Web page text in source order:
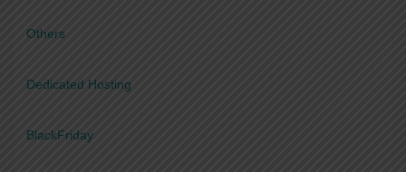
Others
Dedicated Hosting
BlackFriday